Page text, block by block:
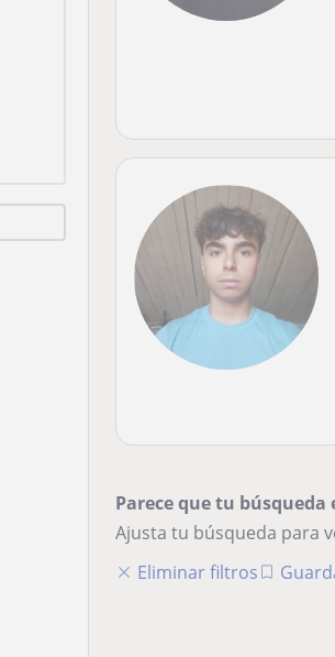
Parece que tu búsqueda
Ajusta tu búsqueda para
Eliminar filtros